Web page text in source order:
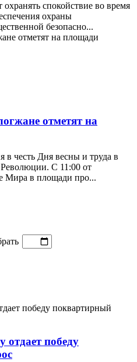
спокойствие во время
охраны
безопасно...
отметят на
в честь Дня весны и труда в
С 11:00 от
Мира в площади про...
победу